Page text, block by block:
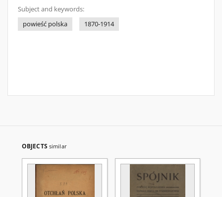
Subject and keywords:
powieść polska
1870-1914
OBJECTS similar